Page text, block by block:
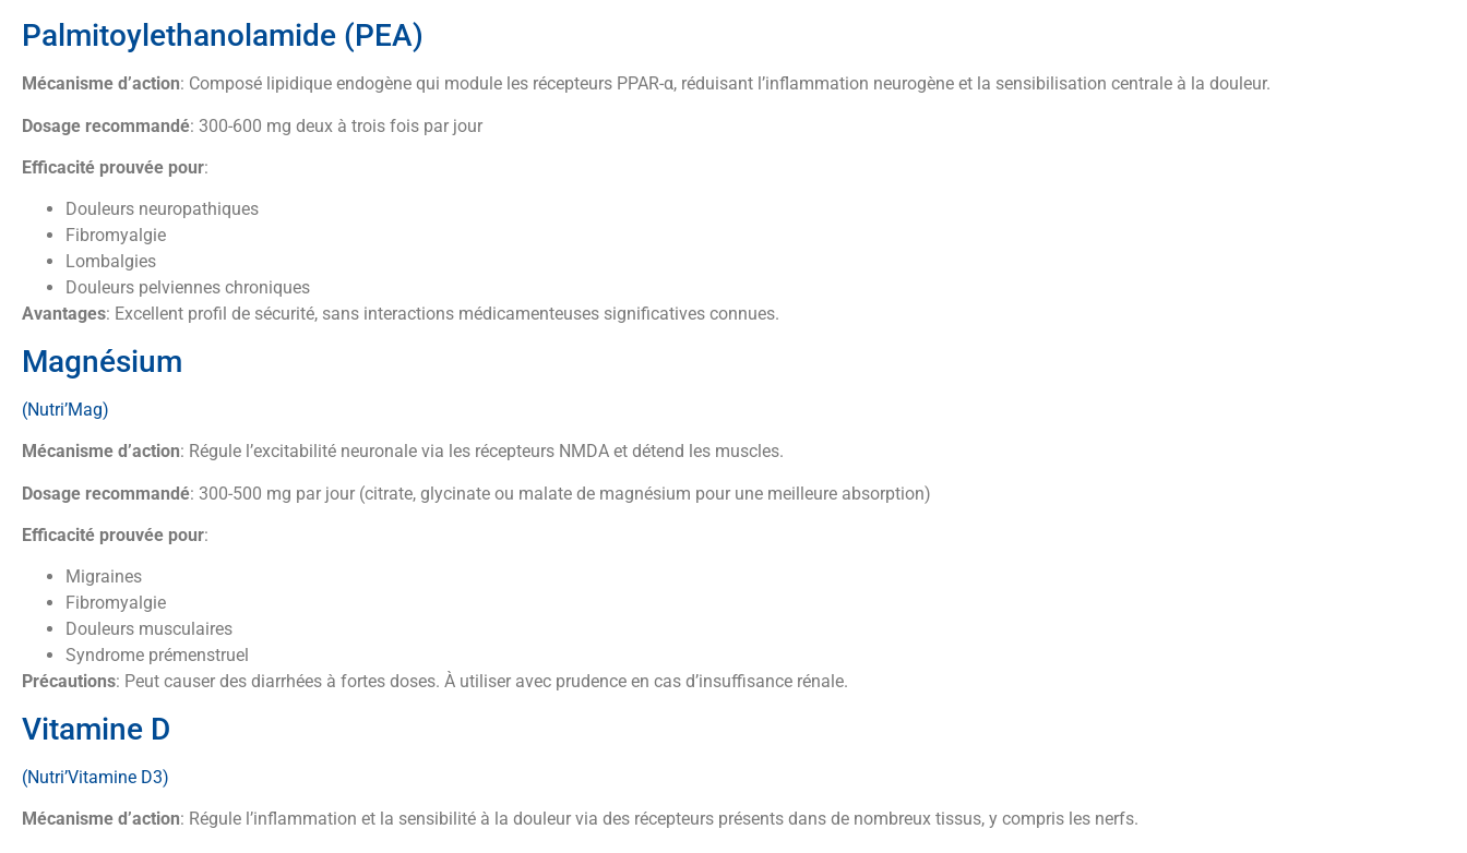
Palmitoylethanolamide (PEA)
Mécanisme d’action: Composé lipidique endogène qui module les récepteurs PPAR-α, réduisant l’inflammation neurogène et la sensibilisation centrale à la douleur.
Dosage recommandé: 300-600 mg deux à trois fois par jour
Efficacité prouvée pour:
Douleurs neuropathiques
Fibromyalgie
Lombalgies
Douleurs pelviennes chroniques
Avantages: Excellent profil de sécurité, sans interactions médicamenteuses significatives connues.
Magnésium
(Nutri’Mag)
Mécanisme d’action: Régule l’excitabilité neuronale via les récepteurs NMDA et détend les muscles.
Dosage recommandé: 300-500 mg par jour (citrate, glycinate ou malate de magnésium pour une meilleure absorption)
Efficacité prouvée pour:
Migraines
Fibromyalgie
Douleurs musculaires
Syndrome prémenstruel
Précautions: Peut causer des diarrhées à fortes doses. À utiliser avec prudence en cas d’insuffisance rénale.
Vitamine D
(Nutri’Vitamine D3)
Mécanisme d’action: Régule l’inflammation et la sensibilité à la douleur via des récepteurs présents dans de nombreux tissus, y compris les nerfs.